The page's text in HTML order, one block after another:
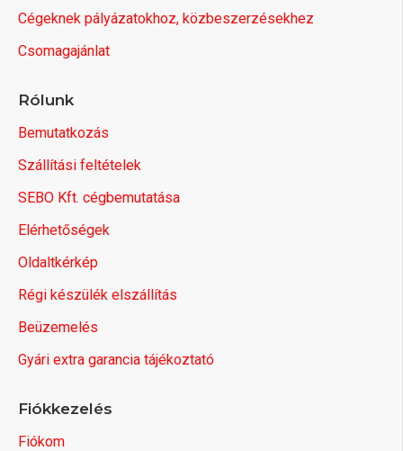
Cégeknek pályázatokhoz, közbeszerzésekhez
Csomagajánlat
Rólunk
Bemutatkozás
Szállítási feltételek
SEBO Kft. cégbemutatása
Elérhetőségek
Oldaltkérkép
Régi készülék elszállítás
Beüzemelés
Gyári extra garancia tájékoztató
Fiókkezelés
Fiókom